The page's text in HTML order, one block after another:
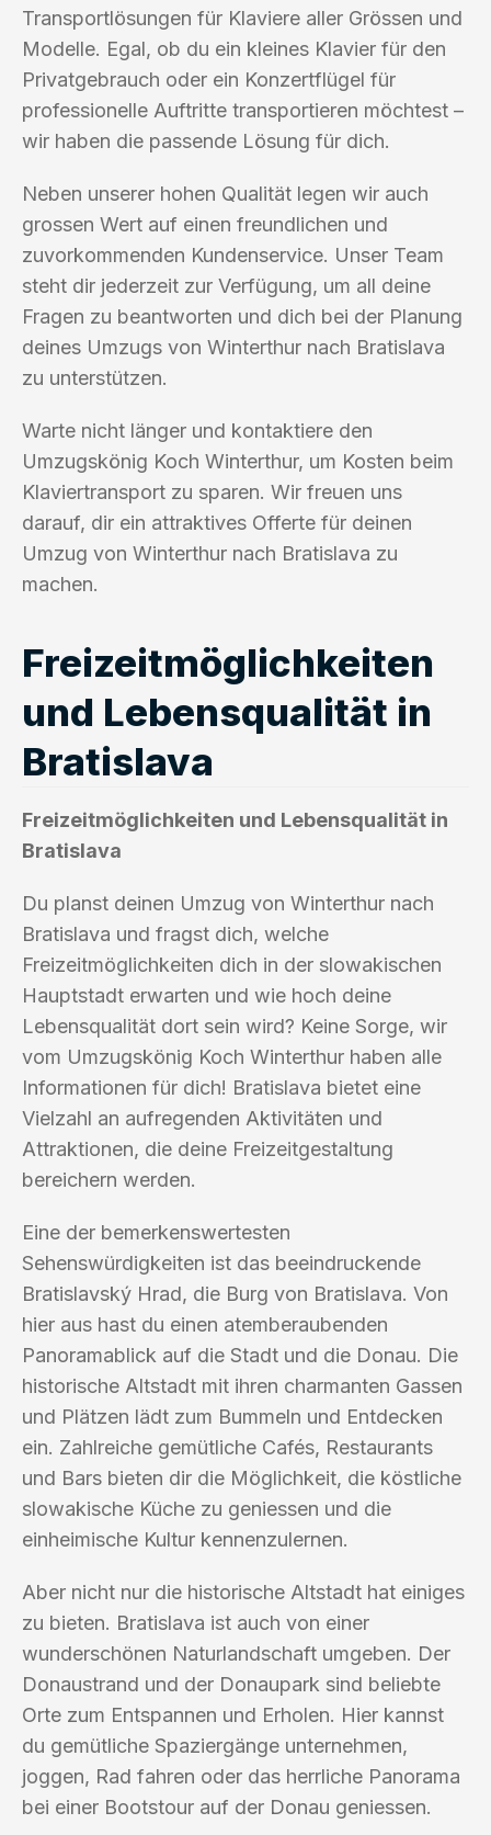
Transportlösungen für Klaviere aller Grössen und
Modelle. Egal, ob du ein kleines Klavier für den
Privatgebrauch oder ein Konzertflügel für
professionelle Auftritte transportieren möchtest –
wir haben die passende Lösung für dich.
Neben unserer hohen Qualität legen wir auch
grossen Wert auf einen freundlichen und
zuvorkommenden Kundenservice. Unser Team
steht dir jederzeit zur Verfügung, um all deine
Fragen zu beantworten und dich bei der Planung
deines Umzugs von Winterthur nach Bratislava
zu unterstützen.
Warte nicht länger und kontaktiere den
Umzugskönig Koch Winterthur, um Kosten beim
Klaviertransport zu sparen. Wir freuen uns
darauf, dir ein attraktives Offerte für deinen
Umzug von Winterthur nach Bratislava zu
machen.
Freizeitmöglichkeiten
und Lebensqualität in
Bratislava
Freizeitmöglichkeiten und Lebensqualität in
Bratislava
Du planst deinen Umzug von Winterthur nach
Bratislava und fragst dich, welche
Freizeitmöglichkeiten dich in der slowakischen
Hauptstadt erwarten und wie hoch deine
Lebensqualität dort sein wird? Keine Sorge, wir
vom Umzugskönig Koch Winterthur haben alle
Informationen für dich! Bratislava bietet eine
Vielzahl an aufregenden Aktivitäten und
Attraktionen, die deine Freizeitgestaltung
bereichern werden.
Eine der bemerkenswertesten
Sehenswürdigkeiten ist das beeindruckende
Bratislavský Hrad, die Burg von Bratislava. Von
hier aus hast du einen atemberaubenden
Panoramablick auf die Stadt und die Donau. Die
historische Altstadt mit ihren charmanten Gassen
und Plätzen lädt zum Bummeln und Entdecken
ein. Zahlreiche gemütliche Cafés, Restaurants
und Bars bieten dir die Möglichkeit, die köstliche
slowakische Küche zu geniessen und die
einheimische Kultur kennenzulernen.
Aber nicht nur die historische Altstadt hat einiges
zu bieten. Bratislava ist auch von einer
wunderschönen Naturlandschaft umgeben. Der
Donaustrand und der Donaupark sind beliebte
Orte zum Entspannen und Erholen. Hier kannst
du gemütliche Spaziergänge unternehmen,
joggen, Rad fahren oder das herrliche Panorama
bei einer Bootstour auf der Donau geniessen.